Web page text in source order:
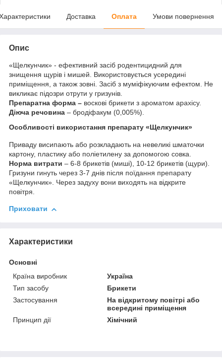
Доставка Оплата Умови повернення
Опис
«Щелкунчик» - ефективний засіб родентицидний для
знищення щурів і мишей. Використовується усередині
приміщення, а також зовні. Засіб з муміфікуючим ефектом. Не
викликає підозри отрути у гризунів.
Препаратна форма – воскові брикети з ароматом арахісу.
Діюча речовина – бродіфакум (0,005%).
Особливості використання препарату «Щелкунчик»
Приваду висипають або розкладають на невеликі шматочки
картону, пластику або поліетилену за допомогою совка.
Норма витрати – 6-8 брикетів (миші), 10-12 брикетів (щури).
Гризуни гинуть через 3-7 днів після поїдання препарату
«Щелкунчик». Через задуху вони виходять на відкрите
повітря.
Приховати
Характеристики
Основні
Країна виробник
Україна
Тип засобу
Брикети
Застосування
На відкритому повітрі або
всередині приміщення
Принцип дії
Хімічний